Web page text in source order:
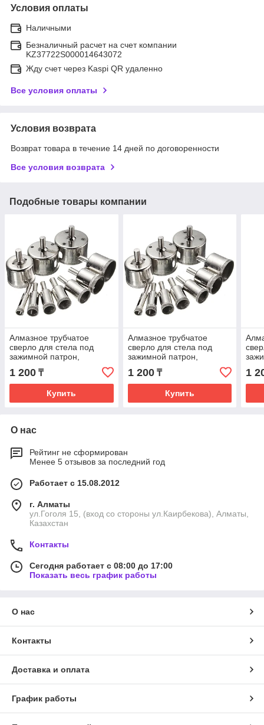
Условия оплаты
Наличными
Безналичный расчет на счет компании
KZ37722S000014643072
Жду счет через Kaspi QR удаленно
Все условия оплаты
Условия возврата
Возврат товара в течение 14 дней по договоренности
Все условия возврата
Подобные товары компании
Алмазное трубчатое
сверло для стела под
зажимной патрон,
диаметр: 14мм
1 200 ₸
Купить
Алмазное трубчатое
сверло для стела под
зажимной патрон,
диаметр: 15мм
1 200₸
Купить
1
О нас
Рейтинг не сформирован
Менее 5 отзывов за последний год
Работает с 15.08.2012
г. Алматы
ул.Гоголя 15, (вход со стороны ул.Каирбекова), Алматы,
Казахстан
Контакты
Сегодня работает с 08:00 до 17:00
Показать весь график работы
О нас
Контакты
Доставка и оплата
График работы